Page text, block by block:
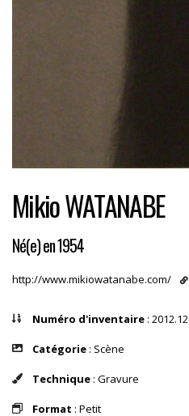
Mikio WATANABE
Né(e) en 1954
http://www.mikiowatanabe.com/
Numéro d'inventaire : 2012.12
Catégorie : Scène
Technique : Gravure
Format : Petit